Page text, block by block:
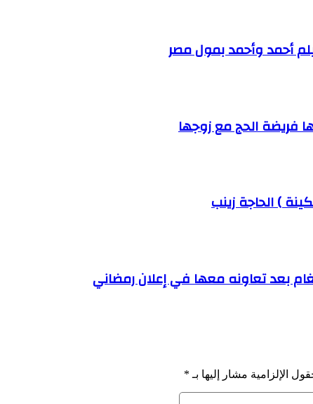
أحمد وأحمد بمول مصر
فريضة الحج مع زوجها
) الحاجة زينب
بعد تعاونه معها في إعلان رمضاني
الإلزامية مشار إليها بـ *